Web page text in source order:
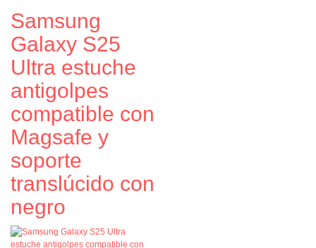
Samsung
Galaxy S25
Ultra estuche
antigolpes
compatible con
Magsafe y
soporte
translúcido con
negro